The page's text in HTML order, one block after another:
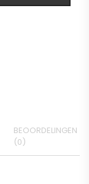
BEOORDELINGEN
(0)